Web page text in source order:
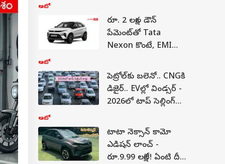
ఆటో
రూ. 2 లక్షల డౌన్
పేమెంట్‌తో Tata
Nexon కొంటే, EMI
ఆటో
పెట్రోల్‌కు బలెనో.. CNGకి
డిజైర్.. EVల్లో విండ్సర్ -
2026లో టాప్ సెల్లింగ్‌
ఆటో
టాటా నెక్సాన్‌ కామో
ఎడిషన్ లాంచ్ -
రూ.9.99 లక్షలే! ఏంటి దీని